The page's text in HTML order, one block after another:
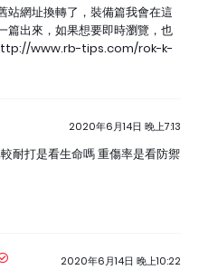
站網址換轉了，裝備篇我會在這
篇出來，如果想要即時瀏覽，也
www.rb-tips.com/rok-k-
2020年6月14日 晚上7:13
耐打是看生命嗎 重傷率是看防禦
2020年6月14日 晚上10:22